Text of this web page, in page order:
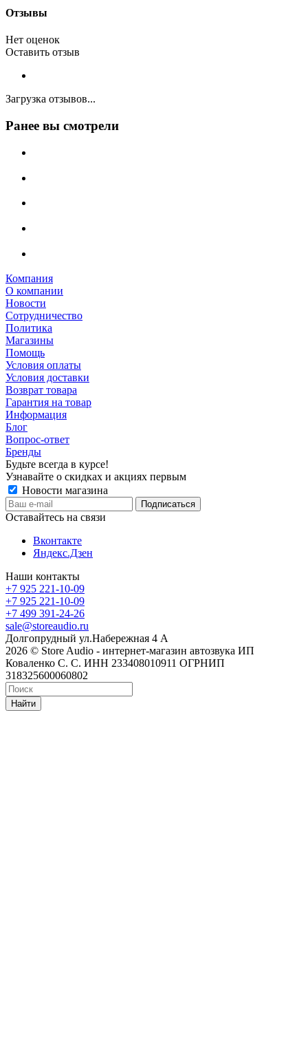
Отзывы
Нет оценок
Оставить отзыв
Загрузка отзывов...
Ранее вы смотрели
Компания
О компании
Новости
Сотрудничество
Политика
Магазины
Помощь
Условия оплаты
Условия доставки
Возврат товара
Гарантия на товар
Информация
Блог
Вопрос-ответ
Бренды
Будьте всегда в курсе!
Узнавайте о скидках и акциях первым
Новости магазина
Оставайтесь на связи
Вконтакте
Яндекс.Дзен
Наши контакты
+7 925 221-10-09
+7 925 221-10-09
+7 499 391-24-26
sale@storeaudio.ru
Долгопрудный ул.Набережная 4 А
2026 © Store Audio - интернет-магазин автозвука ИП
Коваленко С. С. ИНН 233408010911 ОГРНИП
318325600060802
Найти